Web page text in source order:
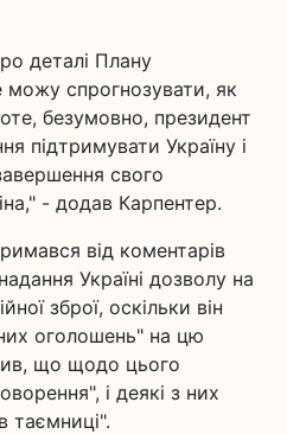
деталі Плану
спрогнозувати, як
безумовно, президент
підтримувати Україну і
свого
- додав Карпентер.
від коментарів
Україні дозволу на
зброї, оскільки він
оголошень" на цю
що щодо цього
і деякі з них
таємниці".